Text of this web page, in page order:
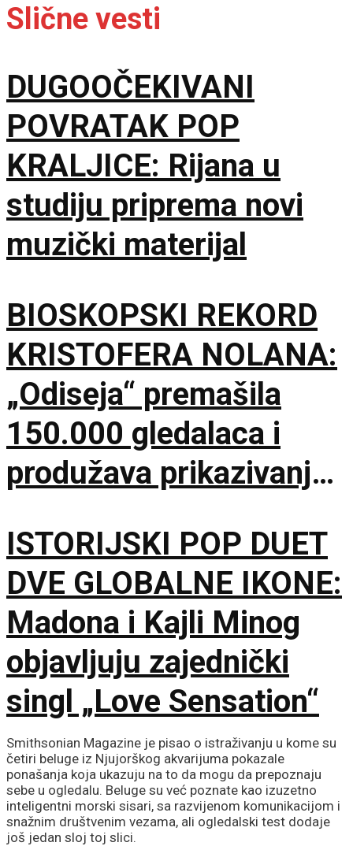
Slične vesti
DUGOOČEKIVANI
POVRATAK POP
KRALJICE: Rijana u
studiju priprema novi
muzički materijal
BIOSKOPSKI REKORD
KRISTOFERA NOLANA:
„Odiseja“ premašila
150.000 gledalaca i
produžava prikazivanje
ISTORIJSKI POP DUET
DVE GLOBALNE IKONE:
Madona i Kajli Minog
objavljuju zajednički
singl „Love Sensation“
Smithsonian Magazine je pisao o istraživanju u kome su
četiri beluge iz Njujorškog akvarijuma pokazale
ponašanja koja ukazuju na to da mogu da prepoznaju
sebe u ogledalu. Beluge su već poznate kao izuzetno
inteligentni morski sisari, sa razvijenom komunikacijom i
snažnim društvenim vezama, ali ogledalski test dodaje
još jedan sloj toj slici.